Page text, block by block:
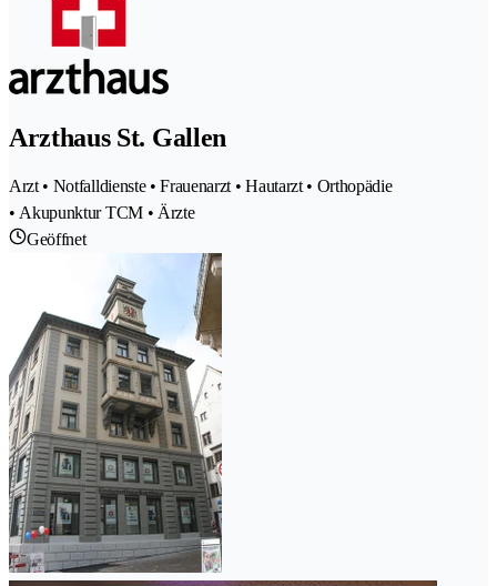
Arzthaus St. Gallen
Arzt • Notfalldienste • Frauenarzt • Hautarzt • Orthopädie
• Akupunktur TCM • Ärzte
Geöffnet